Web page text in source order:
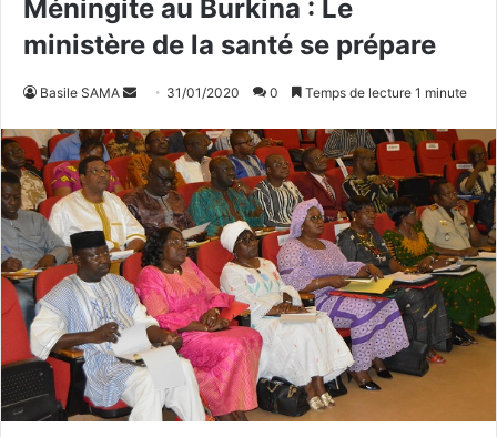
Méningite au Burkina : Le
ministère de la santé se prépare
Basile SAMA
v
o
y
e
r
u
n
o
u
31/01/2020 0 Temps de lecture 1 minute